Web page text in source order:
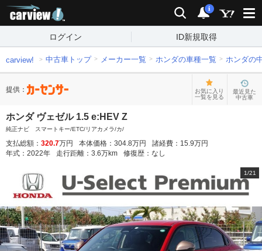
検索 通知
i
ログイン ID新規取得
carview! 中古車トップ メーカー一覧 ホンダの車種一覧 ホンダの
提供：
お気に入り
一覧を見る
最近見た
中古車
ホンダ ヴェゼル 1.5 e:HEV Z
純正ナビ スマートキー/ETC/リアカメラ/カ/
支払総額： 320.7万円 本体価格： 304.8万円 諸経費： 15.9万円
年式： 2022年 走行距離： 3.6万km 修復歴： なし
1/21